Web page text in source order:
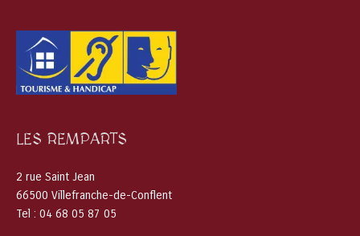
LES REMPARTS
2 rue Saint Jean
66500 Villefranche-de-Conflent
Tel : 04 68 05 87 05